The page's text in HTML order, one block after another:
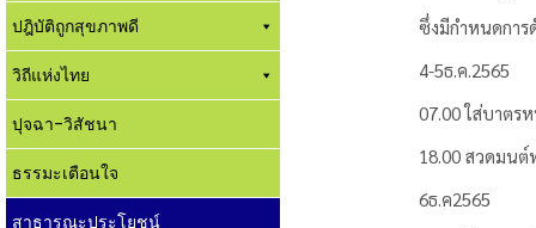
ปฎิบัติถูกสุขภาพดี
วิถีแห่งไทย
ปุจฉา-วิสัชนา
ธรรมะเตือนใจ
สาธารณะประโยชน์
ซึ่งมีกำหนดการ​
4​-5ธ.ค.2565
07.00 ใส่บาตร​
18.00​ สวดมนต์​
6ธ.ค2565